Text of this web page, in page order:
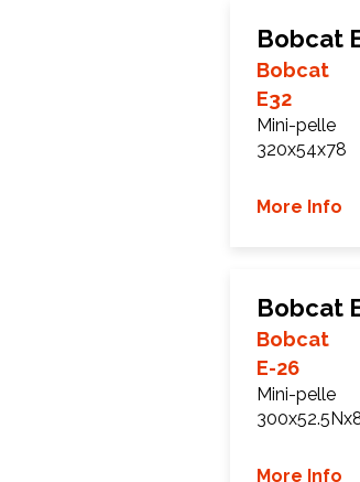
Bobcat
Bobcat
E32
Mini-pelle
320x54x78
More Info
Bobcat
Bobcat
E-26
Mini-pelle
More Info